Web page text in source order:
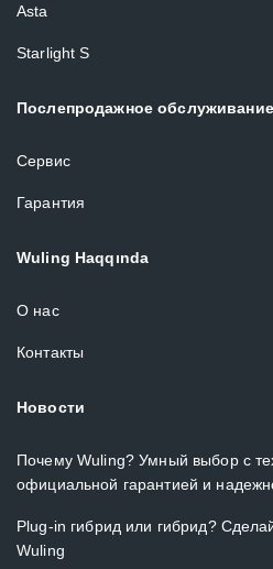
Asta
Starlight S
Послепродажное обслуживание
Сервис
Гарантия
Wuling Haqqında
О нас
Контакты
Новости
Почему Wuling? Умный выбор с
официальной гарантией и
Plug-in гибрид или гибрид?
Wuling